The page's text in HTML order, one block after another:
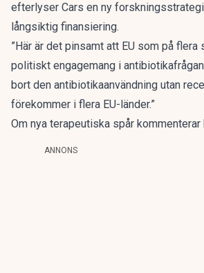
efterlyser Cars en ny
långsiktig finansiering.
”Här är det pinsamt att EU som på
politiskt engagemang i
bort den antibiotikaanvändning utan
förekommer i flera EU-länder.”
Om nya terapeutiska spår kommenterar
ANNONS